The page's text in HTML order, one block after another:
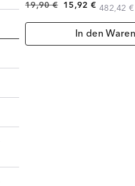
19,90 € 15,92 € 482,42 €
In den